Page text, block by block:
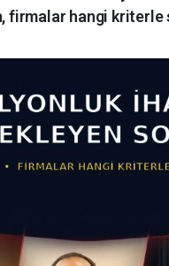
firmalar hangi kriterle